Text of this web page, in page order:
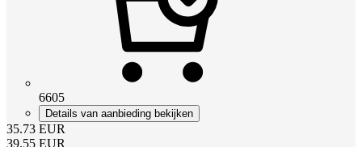
6605
Details van aanbieding bekijken
35.73 EUR
39.55 EUR